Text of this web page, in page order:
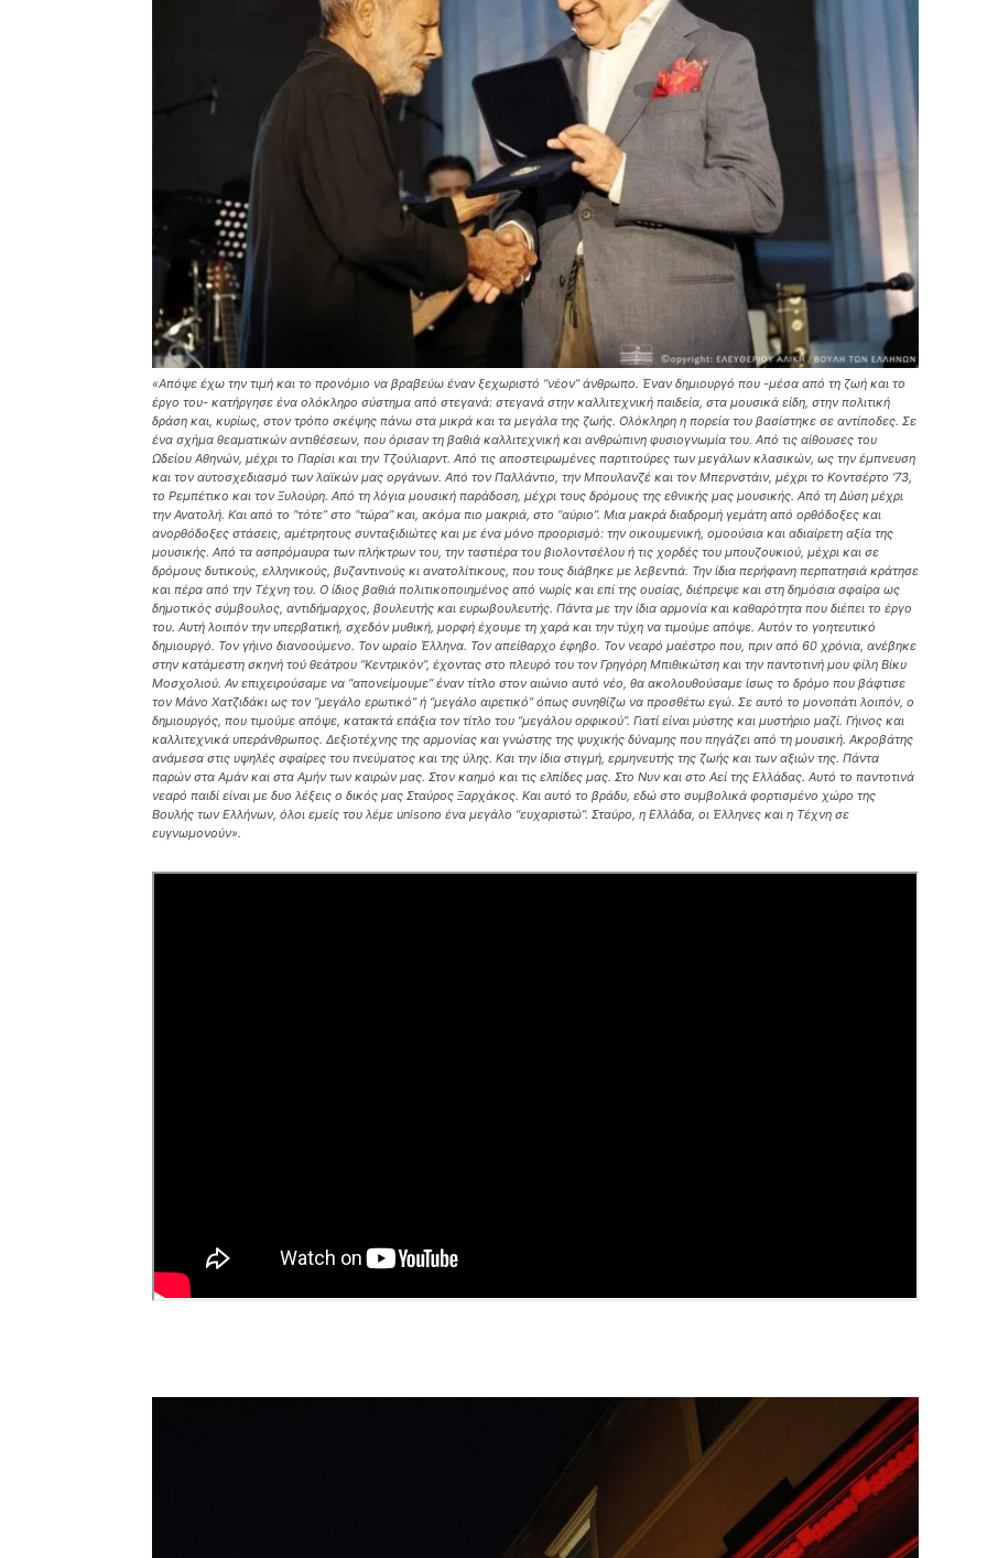
«Απόψε έχω την τιμή και το προνόμιο να βραβεύω έναν ξεχωριστό “νέον” άνθρωπο. Έναν δημιουργό που -μέσα από τη ζωή και το
έργο του- κατήργησε ένα ολόκληρο σύστημα από στεγανά: στεγανά στην καλλιτεχνική παιδεία, στα μουσικά είδη, στην πολιτική
δράση και, κυρίως, στον τρόπο σκέψης πάνω στα μικρά και τα μεγάλα της ζωής. Ολόκληρη η πορεία του βασίστηκε σε αντίποδες. Σε
ένα σχήμα θεαματικών αντιθέσεων, που όρισαν τη βαθιά καλλιτεχνική και ανθρώπινη φυσιογνωμία του. Από τις αίθουσες του
Ωδείου Αθηνών, μέχρι το Παρίσι και την Τζούλιαρντ. Από τις αποστειρωμένες παρτιτούρες των μεγάλων κλασικών, ως την έμπνευση
και τον αυτοσχεδιασμό των λαϊκών μας οργάνων. Από τον Παλλάντιο, την Μπουλανζέ και τον Μπερνστάιν, μέχρι το Κοντσέρτο ‘73,
το Ρεμπέτικο και τον Ξυλούρη. Από τη λόγια μουσική παράδοση, μέχρι τους δρόμους της εθνικής μας μουσικής. Από τη Δύση μέχρι
την Ανατολή. Και από το “τότε” στο “τώρα” και, ακόμα πιο μακριά, στο “αύριο”. Μια μακρά διαδρομή γεμάτη από ορθόδοξες και
ανορθόδοξες στάσεις, αμέτρητους συνταξιδιώτες και με ένα μόνο προορισμό: την οικουμενική, ομοούσια και αδιαίρετη αξία της
μουσικής. Από τα ασπρόμαυρα των πλήκτρων του, την ταστιέρα του βιολοντσέλου ή τις χορδές του μπουζουκιού, μέχρι και σε
δρόμους δυτικούς, ελληνικούς, βυζαντινούς κι ανατολίτικους, που τους διάβηκε με λεβεντιά. Την ίδια περήφανη περπατησιά κράτησε
και πέρα από την Τέχνη του. Ο ίδιος βαθιά πολιτικοποιημένος από νωρίς και επί της ουσίας, διέπρεψε και στη δημόσια σφαίρα ως
δημοτικός σύμβουλος, αντιδήμαρχος, βουλευτής και ευρωβουλευτής. Πάντα με την ίδια αρμονία και καθαρότητα που διέπει το έργο
του. Αυτή λοιπόν την υπερβατική, σχεδόν μυθική, μορφή έχουμε τη χαρά και την τύχη να τιμούμε απόψε. Αυτόν το γοητευτικό
δημιουργό. Τον γήινο διανοούμενο. Τον ωραίο Έλληνα. Τον απείθαρχο έφηβο. Τον νεαρό μαέστρο που, πριν από 60 χρόνια, ανέβηκε
στην κατάμεστη σκηνή τού θεάτρου “Κεντρικόν”, έχοντας στο πλευρό του τον Γρηγόρη Μπιθικώτση και την παντοτινή μου φίλη Βίκυ
Μοσχολιού. Αν επιχειρούσαμε να “απονείμουμε” έναν τίτλο στον αιώνιο αυτό νέο, θα ακολουθούσαμε ίσως το δρόμο που βάφτισε
τον Μάνο Χατζιδάκι ως τον “μεγάλο ερωτικό” ή “μεγάλο αιρετικό” όπως συνηθίζω να προσθέτω εγώ. Σε αυτό το μονοπάτι λοιπόν, ο
δημιουργός, που τιμούμε απόψε, κατακτά επάξια τον τίτλο του “μεγάλου ορφικού”. Γιατί είναι μύστης και μυστήριο μαζί. Γήινος και
καλλιτεχνικά υπεράνθρωπος. Δεξιοτέχνης της αρμονίας και γνώστης της ψυχικής δύναμης που πηγάζει από τη μουσική. Ακροβάτης
ανάμεσα στις υψηλές σφαίρες του πνεύματος και της ύλης. Και την ίδια στιγμή, ερμηνευτής της ζωής και των αξιών της. Πάντα
παρών στα Αμάν και στα Αμήν των καιρών μας. Στον καημό και τις ελπίδες μας. Στο Νυν και στο Αεί της Ελλάδας. Αυτό το παντοτινά
νεαρό παιδί είναι με δυο λέξεις ο δικός μας Σταύρος Ξαρχάκος. Και αυτό το βράδυ, εδώ στο συμβολικά φορτισμένο χώρο της
Βουλής των Ελλήνων, όλοι εμείς του λέμε unisono ένα μεγάλο “ευχαριστώ”. Σταύρο, η Ελλάδα, οι Έλληνες και η Τέχνη σε
ευγνωμονούν».